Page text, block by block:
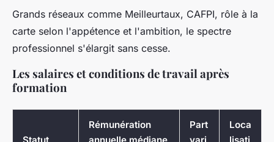
Grands réseaux comme Meilleurtaux, CAFPI, rôle à la
carte selon l'appétence et l'ambition, le spectre
professionnel s'élargit sans cesse.
Les salaires et conditions de travail après
formation
Rémunération
Part
Loca